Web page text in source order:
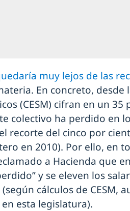
muy lejos de las
En concreto, desde
(CESM) cifran en un
colectivo ha perdido en
recorte del cinco por
en 2010). Por ello, en
a Hacienda que
y se eleven los
cálculos de CESM,
esta legislatura).